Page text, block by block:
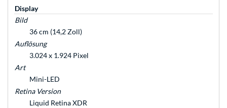
Display
Bild
36 cm (14,2 Zoll)
Auflösung
3.024 x 1.924 Pixel
Art
Mini-LED
Retina Version
Liquid Retina XDR